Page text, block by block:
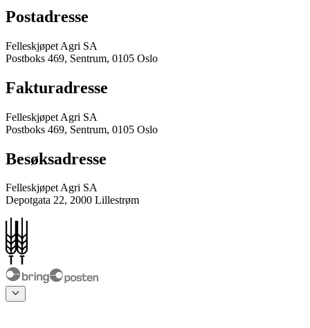
Postadresse
Felleskjøpet Agri SA
Postboks 469, Sentrum, 0105 Oslo
Fakturadresse
Felleskjøpet Agri SA
Postboks 469, Sentrum, 0105 Oslo
Besøksadresse
Felleskjøpet Agri SA
Depotgata 22, 2000 Lillestrøm